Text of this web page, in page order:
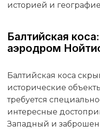
историей и
Балтийская
аэродром
Балтийская коса
исторические
требуется
интересные
Западный и